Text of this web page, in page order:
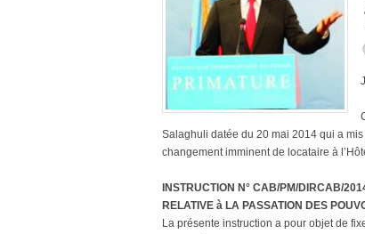
Salaghuli datée du 20 mai 2014 qui a
changement imminent de locataire à
INSTRUCTION N° CAB/PM/DIRCAB/
RELATIVE à LA PASSATION DES
La présente instruction a pour objet de